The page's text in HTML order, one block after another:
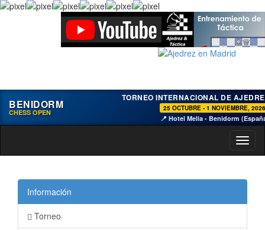
BENIDORM
CHESS OPEN
TORNEO INTERNACIONAL DE
25 OCTUBRE - 1 NOVIEMBRE, 2026
📍 Hotel Melia - Benidorm
Información
Torneo